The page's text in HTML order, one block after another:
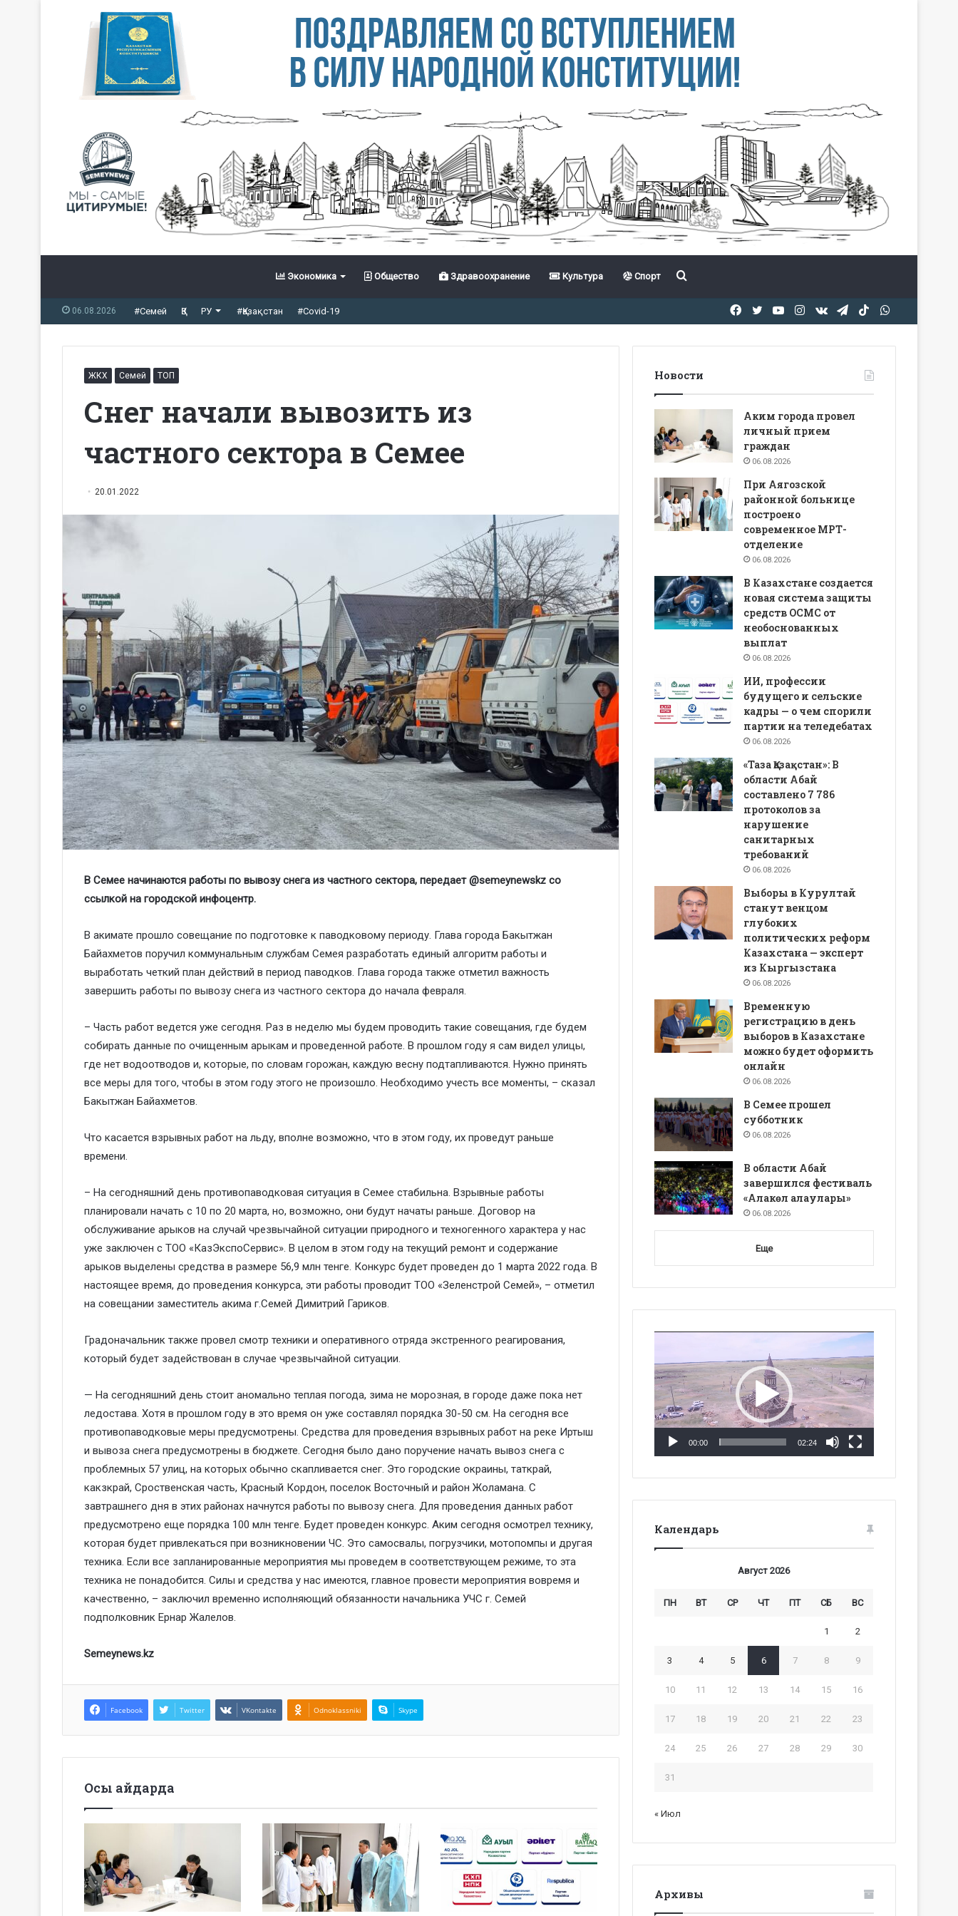
Экономика Общество Здравоохранение Культура Спорт Іздеу
06.08.2026 #Семей ҚЗ РУ #Қазақстан #Covid-19 TikTok
Telegram
vk.com
Instagram
YouTube
Twitter
Facebook
ЖКХ Семей ТОП
Снег начали вывозить из
частного сектора в Семее
20.01.2022
В Семее начинаются работы по вывозу снега из частного сектора, передает @semeynewskz со
ссылкой на городской инфоцентр.
В акимате прошло совещание по подготовке к паводковому периоду. Глава города Бакытжан
Байахметов поручил коммунальным службам Семея разработать единый алгоритм работы и
выработать четкий план действий в период паводков. Глава города также отметил важность
завершить работы по вывозу снега из частного сектора до начала февраля.
– Часть работ ведется уже сегодня. Раз в неделю мы будем проводить такие совещания, где будем
собирать данные по очищенным арыкам и проведенной работе. В прошлом году я сам видел улицы,
где нет водоотводов и, которые, по словам горожан, каждую весну подтапливаются. Нужно принять
все меры для того, чтобы в этом году этого не произошло. Необходимо учесть все моменты, – сказал
Бакытжан Байахметов.
Что касается взрывных работ на льду, вполне возможно, что в этом году, их проведут раньше
времени.
– На сегодняшний день противопаводковая ситуация в Семее стабильна. Взрывные работы
планировали начать с 10 по 20 марта, но, возможно, они будут начаты раньше. Договор на
обслуживание арыков на случай чрезвычайной ситуации природного и техногенного характера у нас
уже заключен с ТОО «КазЭкспоСервис». В целом в этом году на текущий ремонт и содержание
арыков выделены средства в размере 56,9 млн тенге. Конкурс будет проведен до 1 марта 2022 года. В
настоящее время, до проведения конкурса, эти работы проводит ТОО «Зеленстрой Семей», – отметил
на совещании заместитель акима г.Семей Димитрий Гариков.
Градоначальник также провел смотр техники и оперативного отряда экстренного реагирования,
который будет задействован в случае чрезвычайной ситуации.
— На сегодняшний день стоит аномально теплая погода, зима не морозная, в городе даже пока нет
ледостава. Хотя в прошлом году в это время он уже составлял порядка 30-50 см. На сегодня все
противопаводковые меры предусмотрены. Средства для проведения взрывных работ на реке Иртыш
и вывоза снега предусмотрены в бюджете. Сегодня было дано поручение начать вывоз снега с
проблемных 57 улиц, на которых обычно скапливается снег. Это городские окраины, таткрай,
какзкрай, Сроственская часть, Красный Кордон, поселок Восточный и район Жоламана. С
завтрашнего дня в этих районах начнутся работы по вывозу снега. Для проведения данных работ
предусмотрено еще порядка 100 млн тенге. Будет проведен конкурс. Аким сегодня осмотрел технику,
которая будет привлекаться при возникновении ЧС. Это самосвалы, погрузчики, мотопомпы и другая
техника. Если все запланированные мероприятия мы проведем в соответствующем режиме, то эта
техника не понадобится. Силы и средства у нас имеются, главное провести мероприятия вовремя и
качественно, – заключил временно исполняющий обязанности начальника УЧС г. Семей
подполковник Ернар Жалелов.
Semeynews.kz
Facebook Twitter VKontakte Odnoklassniki Skype
Осы айдарда
Новости
Аким города провел
личный прием
граждан
06.08.2026
При Аягозской
районной больнице
построено
современное МРТ-
отделение
06.08.2026
В Казахстане создается
новая система защиты
средств ОСМС от
необоснованных
выплат
06.08.2026
ИИ, профессии
будущего и сельские
кадры — о чем спорили
партии на теледебатах
06.08.2026
«Таза Қазақстан»: В
области Абай
составлено 7 786
протоколов за
нарушение
санитарных
требований
06.08.2026
Выборы в Курултай
станут венцом
глубоких
политических реформ
Казахстана — эксперт
из Кыргызстана
06.08.2026
Временную
регистрацию в день
выборов в Казахстане
можно будет оформить
онлайн
06.08.2026
В Семее прошел
субботник
06.08.2026
В области Абай
завершился фестиваль
«Алакөл алаулары»
06.08.2026
Еще
00:00 02:24
Календарь
Август 2026
ПН ВТ СР ЧТ ПТ СБ ВС
1 2
3 4 5 6 7 8 9
10 11 12 13 14 15 16
17 18 19 20 21 22 23
24 25 26 27 28 29 30
31
« Июл
Архивы